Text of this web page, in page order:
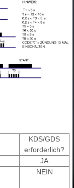
KDS/GDS
erforderlich?
JA
NEIN